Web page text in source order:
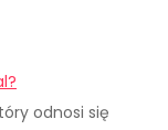
odnosi się